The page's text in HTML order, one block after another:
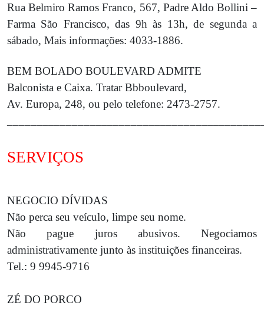
Rua Belmiro Ramos Franco, 567, Padre Aldo Bollini –
Farma São Francisco, das 9h às 13h, de segunda a
sábado, Mais informações: 4033-1886.
BEM BOLADO BOULEVARD ADMITE
Balconista e Caixa. Tratar Bbboulevard,
Av. Europa, 248, ou pelo telefone: 2473-2757.
SERVIÇOS
NEGOCIO DÍVIDAS
Não perca seu veículo, limpe seu nome.
Não pague juros abusivos. Negociamos
administrativamente junto às instituições financeiras.
Tel.: 9 9945-9716
ZÉ DO PORCO